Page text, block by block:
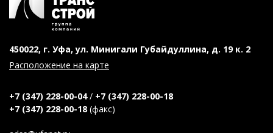
450022, г. Уфа, ул. Минигали Губайдуллина, д. 19 к. 2
Расположение на карте
+7 (347) 228-00-04/ +7 (347) 228-00-18
+7 (347) 228-00-18 (факс)